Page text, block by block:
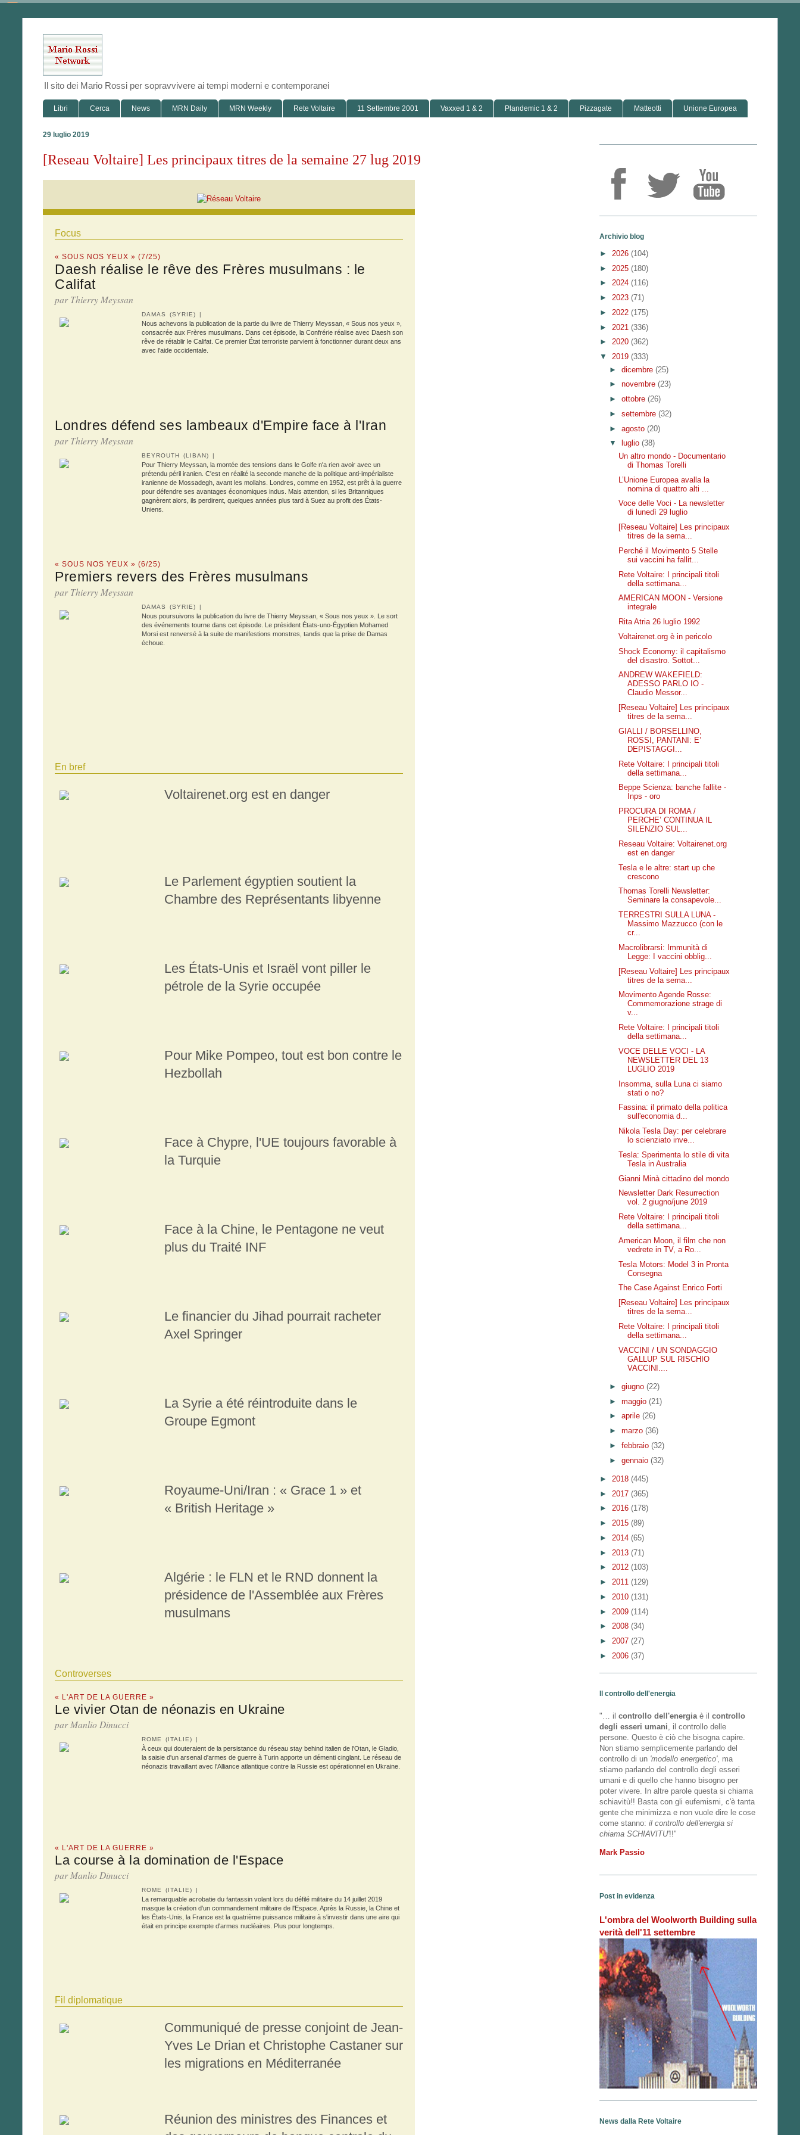
Il sito dei Mario Rossi per sopravvivere ai tempi moderni e contemporanei
Libri Cerca News MRN Daily MRN Weekly Rete Voltaire 11 Settembre 2001 Vaxxed 1 & 2 Plandemic 1 & 2 Pizzagate Matteotti Unione Europea
29 luglio 2019
[Reseau Voltaire] Les principaux titres de la semaine 27 lug 2019
Focus
« SOUS NOS YEUX » (7/25)
Daesh réalise le rêve des Frères musulmans : le
Califat
par Thierry Meyssan
DAMAS (SYRIE) |
Nous achevons la publication de la partie du livre de Thierry Meyssan, « Sous nos yeux »,
consacrée aux Frères musulmans. Dans cet épisode, la Confrérie réalise avec Daesh son
rêve de rétablir le Califat. Ce premier État terroriste parvient à fonctionner durant deux ans
avec l'aide occidentale.
Londres défend ses lambeaux d'Empire face à l'Iran
par Thierry Meyssan
BEYROUTH (LIBAN) |
Pour Thierry Meyssan, la montée des tensions dans le Golfe n'a rien avoir avec un
prétendu péril iranien. C'est en réalité la seconde manche de la politique anti-impérialiste
iranienne de Mossadegh, avant les mollahs. Londres, comme en 1952, est prêt à la guerre
pour défendre ses avantages économiques indus. Mais attention, si les Britanniques
gagnèrent alors, ils perdirent, quelques années plus tard à Suez au profit des États-
Uniens.
« SOUS NOS YEUX » (6/25)
Premiers revers des Frères musulmans
par Thierry Meyssan
DAMAS (SYRIE) |
Nous poursuivons la publication du livre de Thierry Meyssan, « Sous nos yeux ». Le sort
des événements tourne dans cet épisode. Le président États-uno-Égyptien Mohamed
Morsi est renversé à la suite de manifestions monstres, tandis que la prise de Damas
échoue.
En bref
Voltairenet.org est en danger
Le Parlement égyptien soutient la
Chambre des Représentants libyenne
Les États-Unis et Israël vont piller le
pétrole de la Syrie occupée
Pour Mike Pompeo, tout est bon contre le
Hezbollah
Face à Chypre, l'UE toujours favorable à
la Turquie
Face à la Chine, le Pentagone ne veut
plus du Traité INF
Le financier du Jihad pourrait racheter
Axel Springer
La Syrie a été réintroduite dans le
Groupe Egmont
Royaume-Uni/Iran : « Grace 1 » et
« British Heritage »
Algérie : le FLN et le RND donnent la
présidence de l'Assemblée aux Frères
musulmans
Controverses
« L'ART DE LA GUERRE »
Le vivier Otan de néonazis en Ukraine
par Manlio Dinucci
ROME (ITALIE) |
À ceux qui douteraient de la persistance du réseau stay behind italien de l'Otan, le Gladio,
la saisie d'un arsenal d'armes de guerre à Turin apporte un démenti cinglant. Le réseau de
néonazis travaillant avec l'Alliance atlantique contre la Russie est opérationnel en Ukraine.
« L'ART DE LA GUERRE »
La course à la domination de l'Espace
par Manlio Dinucci
ROME (ITALIE) |
La remarquable acrobatie du fantassin volant lors du défilé militaire du 14 juillet 2019
masque la création d'un commandement militaire de l'Espace. Après la Russie, la Chine et
les États-Unis, la France est la quatrième puissance militaire à s'investir dans une aire qui
était en principe exempte d'armes nucléaires. Plus pour longtemps.
Fil diplomatique
Communiqué de presse conjoint de Jean-
Yves Le Drian et Christophe Castaner sur
les migrations en Méditerranée
Réunion des ministres des Finances et
Archivio blog
► 2026 (104)
► 2025 (180)
► 2024 (116)
► 2023 (71)
► 2022 (175)
► 2021 (336)
► 2020 (362)
▼ 2019 (333)
► dicembre (25)
► novembre (23)
► ottobre (26)
► settembre (32)
► agosto (20)
▼
luglio (38)
Un altro mondo - Documentario
di Thomas Torelli
L’Unione Europea avalla la
nomina di quattro alti ...
Voce delle Voci - La newsletter
di lunedì 29 luglio
[Reseau Voltaire] Les principaux
titres de la sema...
Perché il Movimento 5 Stelle
sui vaccini ha fallit...
Rete Voltaire: I principali titoli
della settimana...
AMERICAN MOON - Versione
integrale
Rita Atria 26 luglio 1992
Voltairenet.org è in pericolo
Shock Economy: il capitalismo
del disastro. Sottot...
ANDREW WAKEFIELD:
ADESSO PARLO IO -
Claudio Messor...
[Reseau Voltaire] Les principaux
titres de la sema...
GIALLI / BORSELLINO,
ROSSI, PANTANI: E’
DEPISTAGGI...
Rete Voltaire: I principali titoli
della settimana...
Beppe Scienza: banche fallite -
Inps - oro
PROCURA DI ROMA /
PERCHE’ CONTINUA IL
SILENZIO SUL...
Reseau Voltaire: Voltairenet.org
est en danger
Tesla e le altre: start up che
crescono
Thomas Torelli Newsletter:
Seminare la consapevole...
TERRESTRI SULLA LUNA -
Massimo Mazzucco (con le
cr...
Macrolibrarsi: Immunità di
Legge: I vaccini obblig...
[Reseau Voltaire] Les principaux
titres de la sema...
Movimento Agende Rosse:
Commemorazione strage di
v...
Rete Voltaire: I principali titoli
della settimana...
VOCE DELLE VOCI - LA
NEWSLETTER DEL 13
LUGLIO 2019
Insomma, sulla Luna ci siamo
stati o no?
Fassina: il primato della politica
sull'economia d...
Nikola Tesla Day: per celebrare
lo scienziato inve...
Tesla: Sperimenta lo stile di vita
Tesla in Australia
Gianni Minà cittadino del mondo
Newsletter Dark Resurrection
vol. 2 giugno/june 2019
Rete Voltaire: I principali titoli
della settimana...
American Moon, il film che non
vedrete in TV, a Ro...
Tesla Motors: Model 3 in Pronta
Consegna
The Case Against Enrico Forti
[Reseau Voltaire] Les principaux
titres de la sema...
Rete Voltaire: I principali titoli
della settimana...
VACCINI / UN SONDAGGIO
GALLUP SUL RISCHIO
VACCINI....
► giugno (22)
► maggio (21)
► aprile (26)
► marzo (36)
► febbraio (32)
► gennaio (32)
► 2018 (445)
► 2017 (365)
► 2016 (178)
► 2015 (89)
► 2014 (65)
► 2013 (71)
► 2012 (103)
► 2011 (129)
► 2010 (131)
► 2009 (114)
► 2008 (34)
► 2007 (27)
► 2006 (37)
Il controllo dell'energia
"… il controllo dell'energiaè il controllo
degli esseri umani, il controllo delle
persone. Questo è ciò che bisogna capire.
Non stiamo semplicemente parlando del
controllo di un 'modello energetico', ma
stiamo parlando del controllo degli esseri
umani e di quello che hanno bisogno per
poter vivere. In altre parole questa si chiama
schiavitù!! Basta con gli eufemismi, c'è tanta
gente che minimizza e non vuole dire le cose
come stanno: il controllo dell'energia si
chiama SCHIAVITU'!!"
Mark Passio
Post in evidenza
L'ombra del Woolworth Building sulla
verità dell'11 settembre
News dalla Rete Voltaire